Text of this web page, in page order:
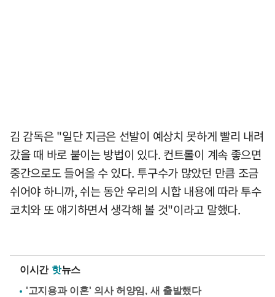
김 감독은 "일단 지금은 선발이 예상치 못하게 빨리 내려
갔을 때 바로 붙이는 방법이 있다. 컨트롤이 계속 좋으면
중간으로도 들어올 수 있다. 투구수가 많았던 만큼 조금
쉬어야 하니까, 쉬는 동안 우리의 시합 내용에 따라 투수
코치와 또 얘기하면서 생각해 볼 것"이라고 말했다.
이시간 핫뉴스
'고지용과 이혼' 의사 허양임, 새 출발했다